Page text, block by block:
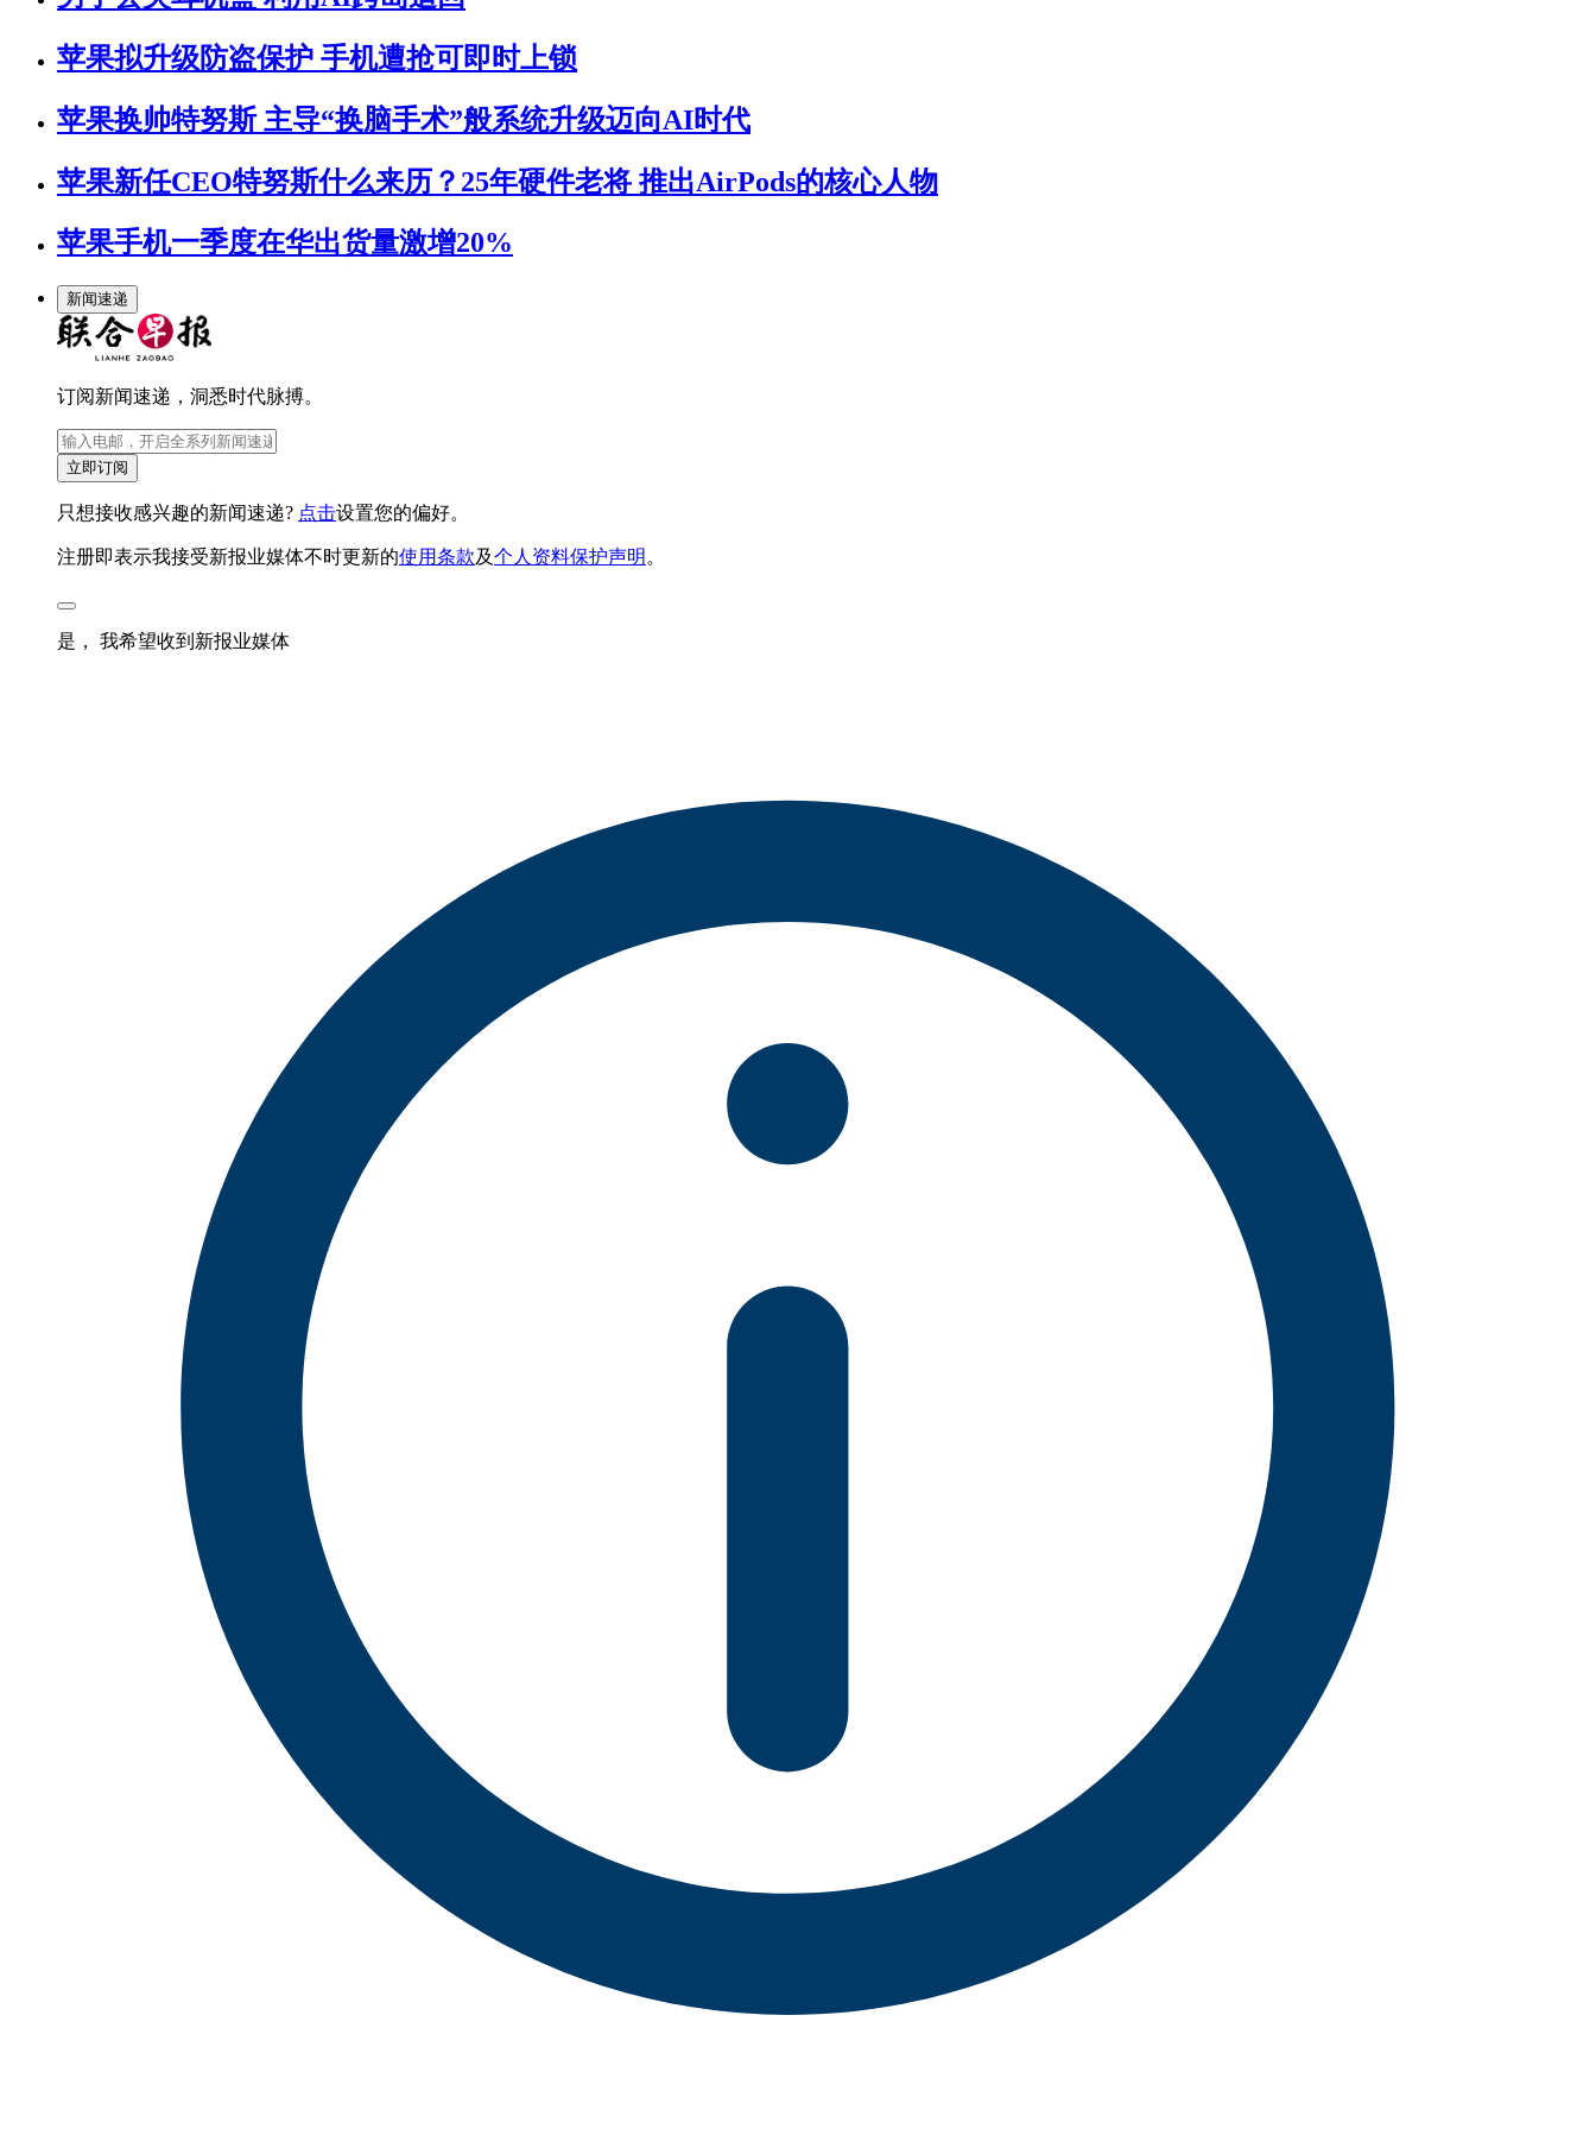
苹果拟升级防盗保护 手机遭抢可即时上锁
苹果换帅特努斯 主导“换脑手术”般系统升级迈向AI时代
苹果新任CEO特努斯什么来历？25年硬件老将 推出AirPods的核心人物
苹果手机一季度在华出货量激增20%
新闻速递
订阅新闻速递，洞悉时代脉搏。
立即订阅
只想接收感兴趣的新闻速递? 点击设置您的偏好。
注册即表示我接受新报业媒体不时更新的使用条款及个人资料保护声明 。
是， 我希望收到新报业媒体